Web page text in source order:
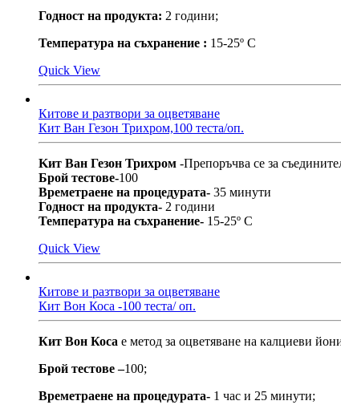
Годност на продукта: 2 години;
Температура на съхранение : 15-25º С
Quick View
Китове и разтвори за оцветяване
Кит Ван Гезон Трихром,100 теста/оп.
Kит Ван Гезон Трихром -Препоръчва се за
Брой тестове-100
Времетраене на процедурата- 35 минути
Годност на продукта- 2 години
Температура на съхранение- 15-25º С
Quick View
Китове и разтвори за оцветяване
Кит Вон Коса -100 теста/ оп.
Кит Вон Коса е метод за оцветяване на калциеви
Брой тестове –100;
Времетраене на процедурата- 1 час и 25 минути;